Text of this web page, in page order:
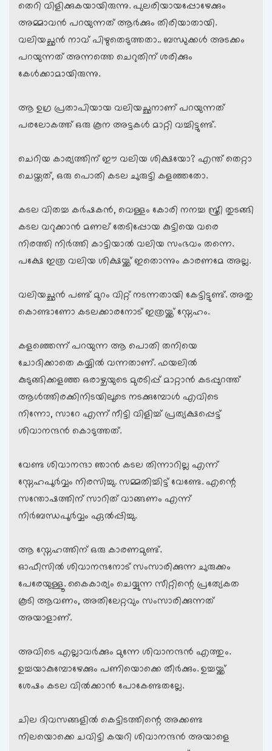
തെറി വിളിക്കുകയായിരുന്നു. പുലരിയായപ്പോഴേക്കും
അമ്മാവന്‍ പറയുന്നത് ആര്‍ക്കും തിരിയാതായി.
വലിയച്ഛന്‍ നാവ് പിഴുതെടുത്തതാ.. ബന്ധുക്കള്‍ അടക്കം
പറയുന്നത് അന്നത്തെ ചെറുതിന് ശരിക്കും
കേള്‍ക്കാമായിരുന്നു.
ആ ഉഗ്ര പ്രതാപിയായ വലിയച്ഛനാണ് പറയുന്നത്
പരലോകത്ത് ഒരു കൂന അട്ടകള്‍ മാറ്റി വച്ചിട്ടുണ്ട്.
ചെറിയ കാര്യത്തിന് ഈ വലിയ ശിക്ഷയോ? എന്ത് തെറ്റാ
ചെയ്തത്, ഒരു പൊതി കടല ചുരുട്ടി കളഞ്ഞതോ.
കടല വിതച്ച കര്‍ഷകന്‍, വെള്ളം കോരി നനച്ച സ്ത്രീ തുടങ്ങി
കടല വറുക്കാന്‍ മണല് തേടിപ്പോയ കുട്ടിയെ വരെ
നിരത്തി നിര്‍ത്തി കാട്ടിയാല്‍ വലിയ സംഭവം തന്നെ.
പക്ഷേ ഇത്ര വലിയ ശിക്ഷയ്ക്ക് ഇതൊന്നും കാരണമേ അല്ല.
വലിയച്ഛന്‍ പണ്ട് മുറം വിറ്റ് നടന്നതായി കേട്ടിട്ടുണ്ട്. അതു
കൊണ്ടാണോ കടലക്കാരനോട് ഇത്രയ്ക്ക് സ്നേഹം.
കളഞ്ഞെന്ന് പറയുന്ന ആ പൊതി തനിയെ
ചോദിക്കാതെ കയ്യില്‍ വന്നതാണ്. ഫയലില്‍
കുടുങ്ങിക്കളഞ്ഞ ഒരാഴ്ചയുടെ മുരടിപ്പ് മാറ്റാന്‍ കടപ്പുറത്ത്
ആള്‍ത്തിരക്കിനിടയിലൂടെ നടക്കുമ്പോള്‍ എവിടെ
നിന്നോ, സാറേ എന്ന് നീട്ടി വിളിച്ച് പ്രത്യക്ഷപ്പെട്ട്
ശിവാനന്ദന്‍ കൊടുത്തത്.
വേണ്ട ശിവാനന്ദാ ഞാന്‍ കടല തിന്നാറില്ല എന്ന്
സ്നേഹപൂര്‍വ്വം നിരസിച്ചു. സമ്മതിച്ചിട്ട് വേണ്ടേ. എന്റെ
സന്തോഷത്തിന് സാറിത് വാങ്ങണം എന്ന്
നിര്‍ബന്ധപൂര്‍വ്വം ഏല്‍പ്പിച്ചു.
ആ സ്നേഹത്തിന് ഒരു കാരണമുണ്ട്.
ഓഫീസില്‍ ശിവാനന്ദനോട് സംസാരിക്കുന്ന ചുരുക്കം
പേരേയുള്ളൂ. കൈകാര്യം ചെയ്യുന്ന സീറ്റിന്റെ പ്രത്യേകത
കൂടി ആവണം, അതിലേറ്റവും സംസാരിക്കുന്നത്
അയാളാണ്.
അവിടെ എല്ലാവര്‍ക്കും മുന്നേ ശിവാനന്ദന്‍ എത്തും.
ഉച്ചയാകുമ്പോഴേക്കും പണിയൊക്കെ തീര്‍ക്കും. ഉച്ചയ്ക്ക്
ശേഷം കടല വില്‍ക്കാന്‍ പോകേണ്ടതല്ലേ.
ചില ദിവസങ്ങളില്‍ കെട്ടിടത്തിന്റെ അക്കണ്ട
നിലയൊക്കെ ചവിട്ടി കയറി ശിവാനന്ദന്‍ അയാളെ